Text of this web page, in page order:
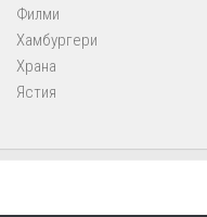
Филми
Хамбургери
Храна
Ястия